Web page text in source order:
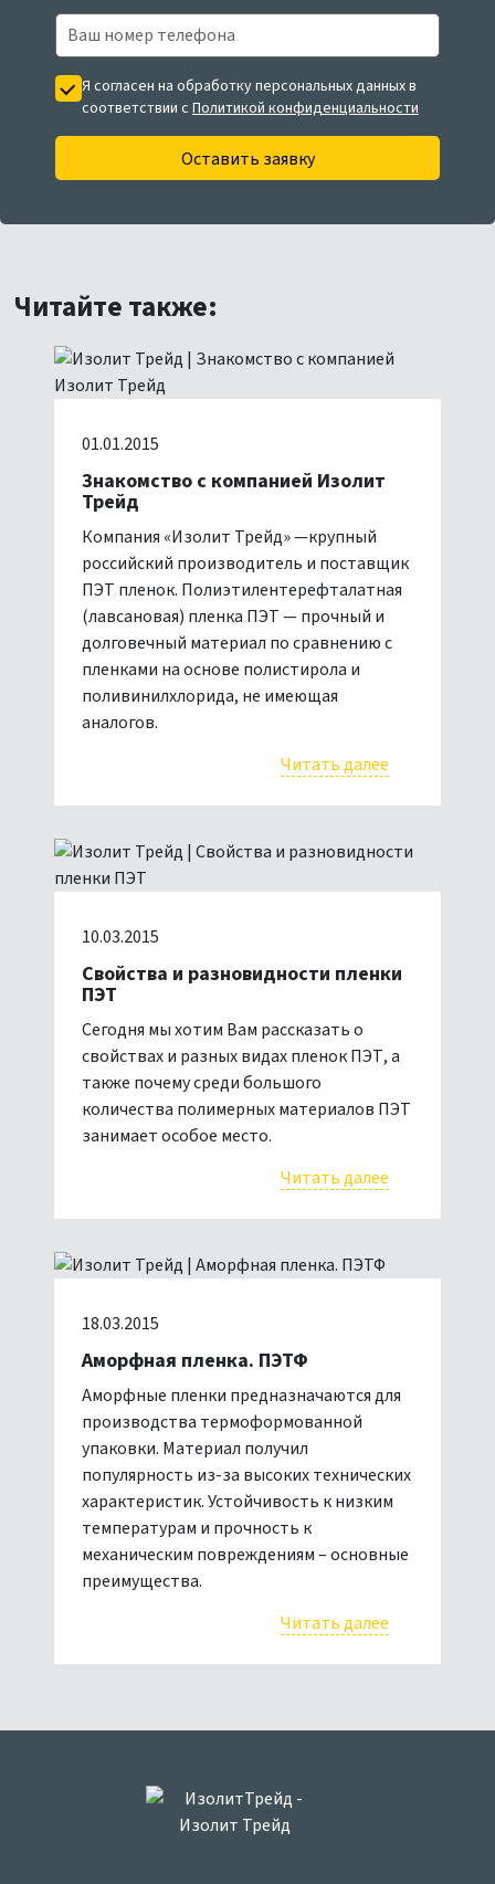
Я согласен на обработку персональных данных в
соответствии с Политикой конфиденциальности
Оставить заявку
Читайте также:
01.01.2015
Знакомство с компанией Изолит
Трейд
Компания «Изолит Трейд» —крупный
российский производитель и поставщик
ПЭТ пленок. Полиэтилентерефталатная
(лавсановая) пленка ПЭТ — прочный и
долговечный материал по сравнению с
пленками на основе полистирола и
поливинилхлорида, не имеющая
аналогов.
Читать далее
10.03.2015
Свойства и разновидности пленки
ПЭТ
Сегодня мы хотим Вам рассказать о
свойствах и разных видах пленок ПЭТ, а
также почему среди большого
количества полимерных материалов ПЭТ
занимает особое место.
Читать далее
18.03.2015
Аморфная пленка. ПЭТФ
Аморфные пленки предназначаются для
производства термоформованной
упаковки. Материал получил
популярность из-за высоких технических
характеристик. Устойчивость к низким
температурам и прочность к
механическим повреждениям – основные
преимущества.
Читать далее